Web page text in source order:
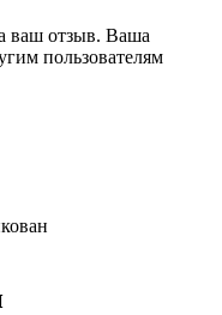
ваш отзыв. Ваша
пользователям